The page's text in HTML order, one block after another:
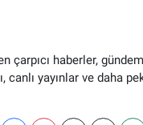
çarpıcı haberler, gündem
canlı yayınlar ve daha